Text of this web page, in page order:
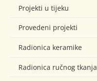
Projekti u tijeku
Provedeni projekti
Radionica keramike
Radionica ručnog tkanja